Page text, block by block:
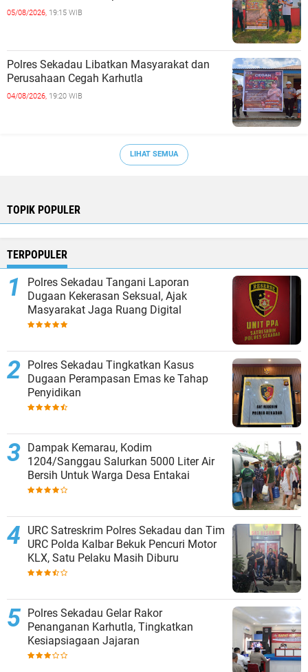
05/08/2026, 19:15 WIB
Polres Sekadau Libatkan Masyarakat dan
Perusahaan Cegah Karhutla
04/08/2026, 19:20 WIB
LIHAT SEMUA
TOPIK POPULER
TERPOPULER
Polres Sekadau Tangani Laporan
Dugaan Kekerasan Seksual, Ajak
Masyarakat Jaga Ruang Digital
Polres Sekadau Tingkatkan Kasus
Dugaan Perampasan Emas ke Tahap
Penyidikan
Dampak Kemarau, Kodim
1204/Sanggau Salurkan 5000 Liter Air
Bersih Untuk Warga Desa Entakai
URC Satreskrim Polres Sekadau dan Tim
URC Polda Kalbar Bekuk Pencuri Motor
KLX, Satu Pelaku Masih Diburu
Polres Sekadau Gelar Rakor
Penanganan Karhutla, Tingkatkan
Kesiapsiagaan Jajaran